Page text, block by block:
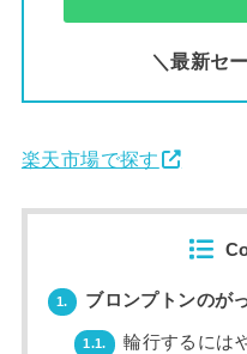
＼最新セ
楽天市場で探す
1. ブロンプトンのが
1.1. 輪行するには